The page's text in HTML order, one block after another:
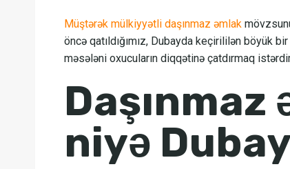
Müştərək mülkiyyətli daşınmaz əmlak
öncə qatıldığımız, Dubayda keçirililən böyük
məsələni oxucuların diqqətinə çatdırmaq
Daşınmaz
niyə